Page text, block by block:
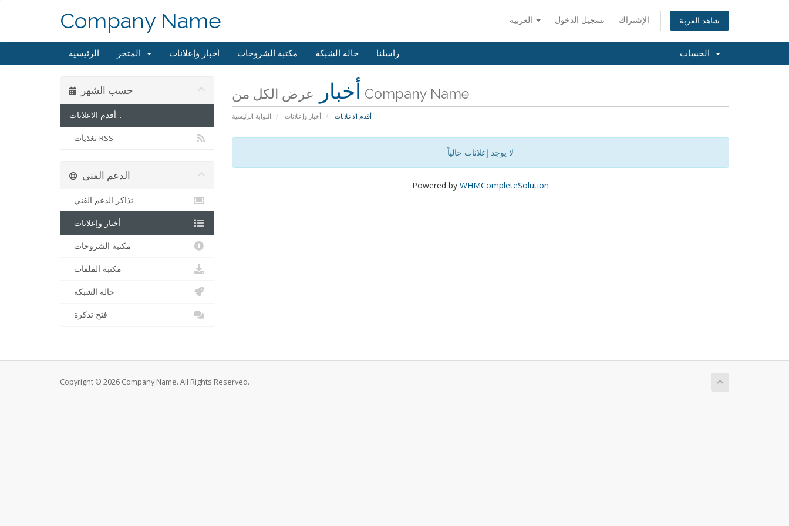
تسجيل الدخول الإشتراك شاهد العربة Company Name
الرئيسية أخبار وإعلانات مكتبة الشروحات حالة الشبكة راسلنا
أخبار عرض الكل من Company Name
البوابة الرئيسية أخبار وإعلانات أقدم الاعلانات
حسب الشهر
أقدم الاعلانات...
تغذيات RSS
لا يوجد إعلانات حالياً
Powered by WHMCompleteSolution
الدعم الفني
تذاكر الدعم الفني
أخبار وإعلانات
مكتبة الشروحات
مكتبة الملفات
حالة الشبكة
فتح تذكرة
Copyright © 2026 Company Name. All Rights Reserved.